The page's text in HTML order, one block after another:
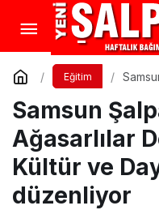
Eğitim
Samsun
Ağasarlılar
Kültür ve
düzenliyor